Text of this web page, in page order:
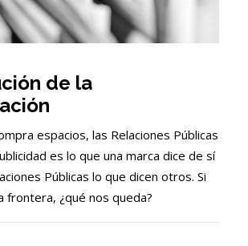
de la
espacios, las Relaciones Públicas
es lo que una marca dice de sí
Públicas lo que dicen otros. Si
frontera, ¿qué nos queda?